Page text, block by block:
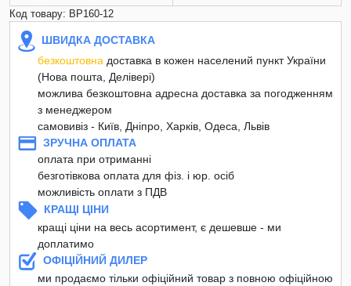
Код товару: BP160-12
ШВИДКА ДОСТАВКА
безкоштовна доставка в кожен населений пункт України
(Нова пошта, Делівері)
можлива безкоштовна адресна доставка за погодженням
з менеджером
самовивіз - Київ, Дніпро, Харків, Одеса, Львів
ЗРУЧНА ОПЛАТА
оплата при отриманні
безготівкова оплата для фіз. і юр. осіб
можливість оплати з ПДВ
КРАЩІ ЦІНИ
кращі ціни на весь асортимент, є дешевше - ми
доплатимо
ОФІЦІЙНИЙ ДИЛЕР
ми продаємо тільки офіційний товар з повною офіційною